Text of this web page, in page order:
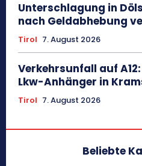
Unterschlagung in
nach Geldabhebung
Tirol 7. August 2026
Verkehrsunfall auf
Lkw-Anhänger in
Tirol 7. August 2026
Beliebte